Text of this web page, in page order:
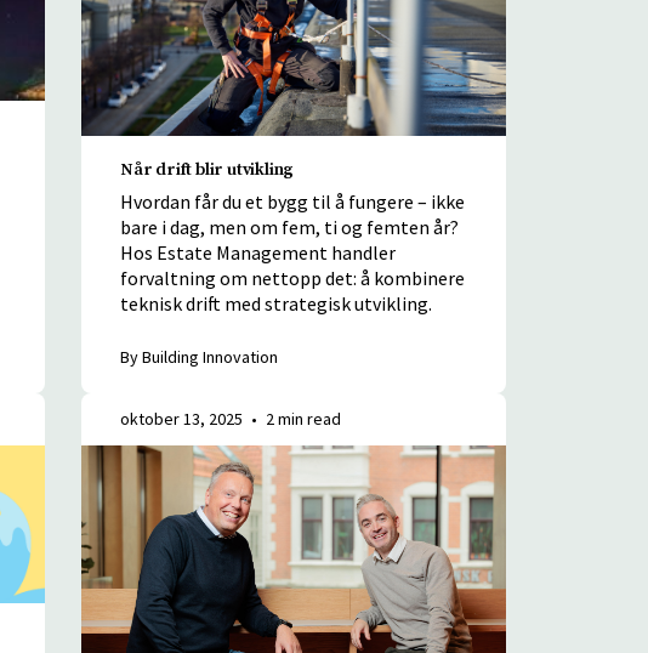
Når drift blir utvikling
Hvordan får du et bygg til å fungere – ikke
bare i dag, men om fem, ti og femten år?
Hos Estate Management handler
forvaltning om nettopp det: å kombinere
teknisk drift med strategisk utvikling.
By Building Innovation
oktober 13, 2025 • 2 min read